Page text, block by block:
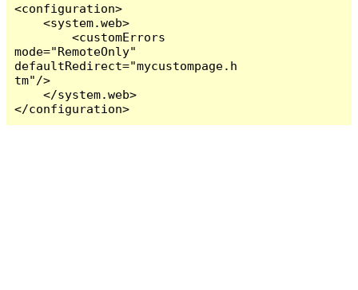
<configuration>
    <system.web>
        <customErrors
mode="RemoteOnly"
defaultRedirect="mycustompage.h
tm"/>
    </system.web>
</configuration>